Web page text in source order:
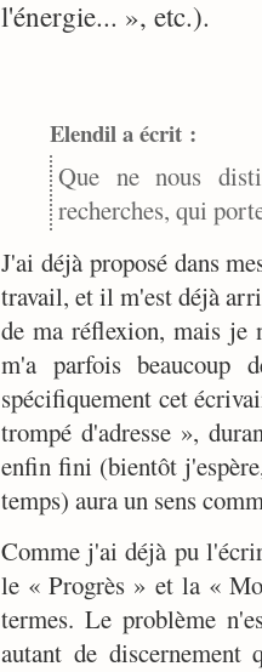
l'énergie... », etc.).
Elendil a écrit :
Que ne nous
recherches, qui
J'ai déjà proposé dans
travail, et il m'est déjà
de ma réflexion, mais je
m'a parfois beaucoup
spécifiquement cet
trompé d'adresse »,
enfin fini (bientôt
temps) aura un sens
Comme j'ai déjà pu
le « Progrès » et la «
termes. Le problème
autant de